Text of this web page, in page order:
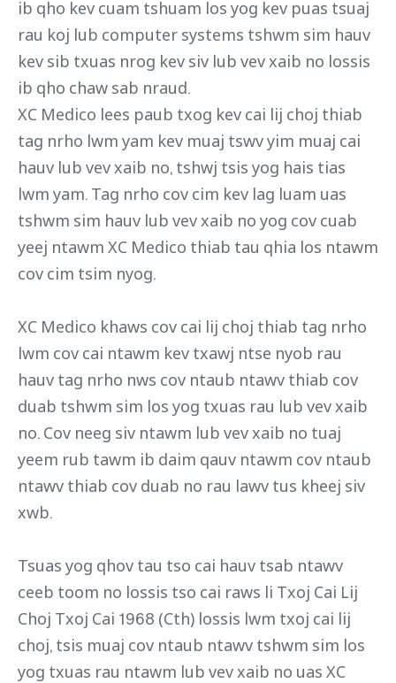
ib qho kev cuam tshuam los yog kev puas tsuaj
rau koj lub computer systems tshwm sim hauv
kev sib txuas nrog kev siv lub vev xaib no lossis
ib qho chaw sab nraud.
XC Medico lees paub txog kev cai lij choj thiab
tag nrho lwm yam kev muaj tswv yim muaj cai
hauv lub vev xaib no, tshwj tsis yog hais tias
lwm yam. Tag nrho cov cim kev lag luam uas
tshwm sim hauv lub vev xaib no yog cov cuab
yeej ntawm XC Medico thiab tau qhia los ntawm
cov cim tsim nyog.
XC Medico khaws cov cai lij choj thiab tag nrho
lwm cov cai ntawm kev txawj ntse nyob rau
hauv tag nrho nws cov ntaub ntawv thiab cov
duab tshwm sim los yog txuas rau lub vev xaib
no. Cov neeg siv ntawm lub vev xaib no tuaj
yeem rub tawm ib daim qauv ntawm cov ntaub
ntawv thiab cov duab no rau lawv tus kheej siv
xwb.
Tsuas yog qhov tau tso cai hauv tsab ntawv
ceeb toom no lossis tso cai raws li Txoj Cai Lij
Choj Txoj Cai 1968 (Cth) lossis lwm txoj cai lij
choj, tsis muaj cov ntaub ntawv tshwm sim los
yog txuas rau ntawm lub vev xaib no uas XC